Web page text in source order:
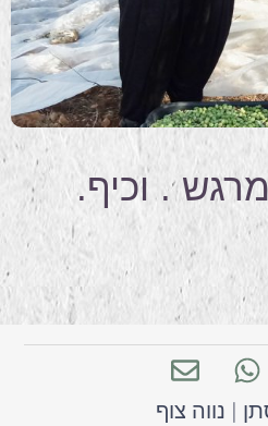
. וכיף.
| נווה צוף